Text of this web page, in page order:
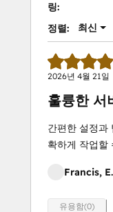
링:
정렬: 최신
2026년 4월 21일
훌륭한 서
간편한 설정과
확하게 작업할
Francis, E.
유용함(0)